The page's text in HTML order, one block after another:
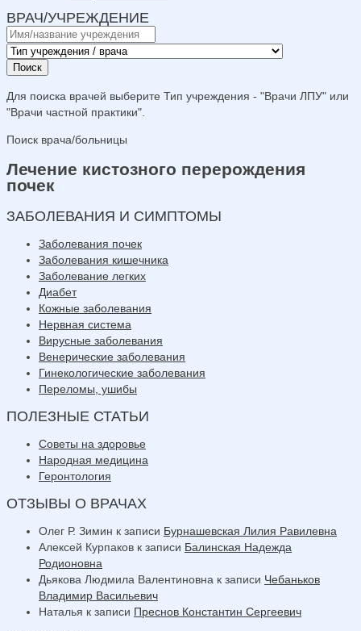
ВРАЧ/УЧРЕЖДЕНИЕ
Поиск
Для поиска врачей выберите Тип учреждения - "Врачи ЛПУ" или
"Врачи частной практики".
Поиск врача/больницы
Лечение кистозного перерождения
почек
ЗАБОЛЕВАНИЯ И СИМПТОМЫ
Заболевания почек
Заболевания кишечника
Заболевание легких
Диабет
Кожные заболевания
Нервная система
Вирусные заболевания
Венерические заболевания
Гинекологические заболевания
Переломы, ушибы
ПОЛЕЗНЫЕ СТАТЬИ
Советы на здоровье
Народная медицина
Геронтология
ОТЗЫВЫ О ВРАЧАХ
Олег Р. Зимин к записи Бурнашевская Лилия Равилевна
Алексей Курпаков к записи Балинская Надежда
Родионовна
Дьякова Людмила Валентиновна к записи Чебаньков
Владимир Васильевич
Наталья к записи Преснов Константин Сергеевич